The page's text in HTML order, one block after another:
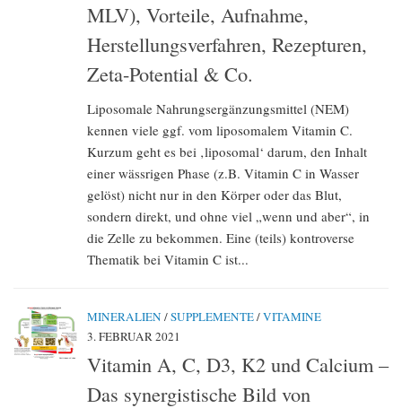
MLV), Vorteile, Aufnahme,
Herstellungsverfahren, Rezepturen,
Zeta-Potential & Co.
Liposomale Nahrungsergänzungsmittel (NEM)
kennen viele ggf. vom liposomalem Vitamin C.
Kurzum geht es bei ‚liposomal‘ darum, den Inhalt
einer wässrigen Phase (z.B. Vitamin C in Wasser
gelöst) nicht nur in den Körper oder das Blut,
sondern direkt, und ohne viel „wenn und aber“, in
die Zelle zu bekommen. Eine (teils) kontroverse
Thematik bei Vitamin C ist...
MINERALIEN /SUPPLEMENTE/VITAMINE
3. FEBRUAR 2021
Vitamin A, C, D3, K2 und Calcium –
Das synergistische Bild von